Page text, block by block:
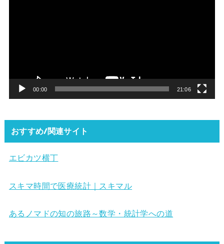
00:00 21:06
おすすめ/関連サイト
エビカツ横丁
スキマ時間で医療統計｜スキマル
あるノマドの知の旅路～数学・統計学への道